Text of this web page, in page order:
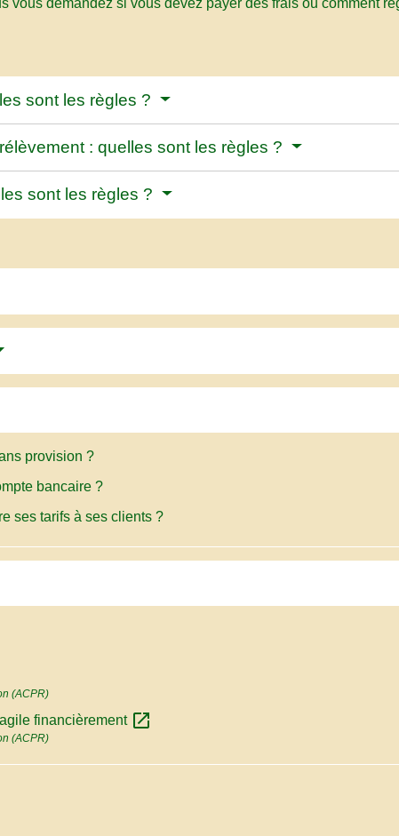
sont les règles ?
: quelles sont les règles ?
sont les règles ?
provision ?
bancaire ?
ses tarifs à ses clients ?
(ACPR)
financièrement open_in_new
(ACPR)